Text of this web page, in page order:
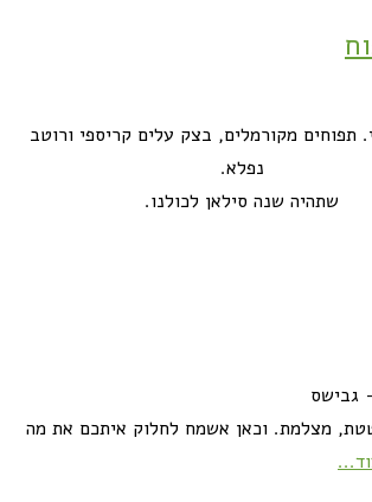
תפוחים מקורמלים, בצק עלים קריספי ורוטב
נפלא.
שתהיה שנה סילאן לכולנו.
גבישס
מצלמת. וכאן אשמח לחלוק איתכם את מה